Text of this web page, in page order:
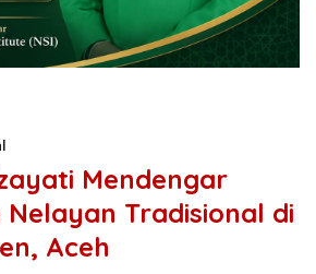
Mendengar
Nelayan Tradisional di
Aceh